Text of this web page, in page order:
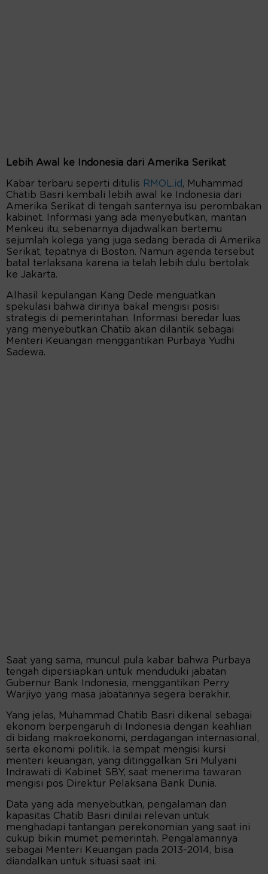
Lebih Awal ke Indonesia dari Amerika Serikat
Kabar terbaru seperti ditulis RMOL.id, Muhammad
Chatib Basri kembali lebih awal ke Indonesia dari
Amerika Serikat di tengah santernya isu perombakan
kabinet. Informasi yang ada menyebutkan, mantan
Menkeu itu, sebenarnya dijadwalkan bertemu
sejumlah kolega yang juga sedang berada di Amerika
Serikat, tepatnya di Boston. Namun agenda tersebut
batal terlaksana karena ia telah lebih dulu bertolak
ke Jakarta.
Alhasil kepulangan Kang Dede menguatkan
spekulasi bahwa dirinya bakal mengisi posisi
strategis di pemerintahan. Informasi beredar luas
yang menyebutkan Chatib akan dilantik sebagai
Menteri Keuangan menggantikan Purbaya Yudhi
Sadewa.
Saat yang sama, muncul pula kabar bahwa Purbaya
tengah dipersiapkan untuk menduduki jabatan
Gubernur Bank Indonesia, menggantikan Perry
Warjiyo yang masa jabatannya segera berakhir.
Yang jelas, Muhammad Chatib Basri dikenal sebagai
ekonom berpengaruh di Indonesia dengan keahlian
di bidang makroekonomi, perdagangan internasional,
serta ekonomi politik. Ia sempat mengisi kursi
menteri keuangan, yang ditinggalkan Sri Mulyani
Indrawati di Kabinet SBY, saat menerima tawaran
mengisi pos Direktur Pelaksana Bank Dunia.
Data yang ada menyebutkan, pengalaman dan
kapasitas Chatib Basri dinilai relevan untuk
menghadapi tantangan perekonomian yang saat ini
cukup bikin mumet pemerintah. Pengalamannya
sebagai Menteri Keuangan pada 2013-2014, bisa
diandalkan untuk situasi saat ini.